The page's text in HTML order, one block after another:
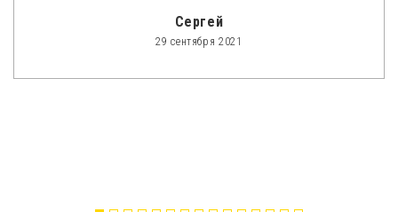
Сергей
29 сентября 2021